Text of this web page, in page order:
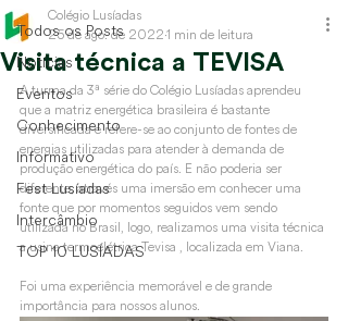
Todos os Posts
Notícias
Eventos
Conhecimento
Informativo
Fest Lusíadas
Intercâmbio
TOP 10 LUSÍADAS
Visita técnica a TEVISA
Colégio Lusíadas
25 de ago. de 20221 min de leitura
A turma da 3ª série do Colégio Lusíadas aprendeu
que a matriz energética brasileira é bastante
diversificada e refere-se ao conjunto de fontes de
energias utilizadas para atender à demanda de
produção energética do país. E não poderia ser
diferente, através uma imersão em conhecer uma
fonte que por momentos seguidos vem sendo
utilizada no Brasil, logo, realizamos uma visita técnica
a usina termoelétrica Tevisa , localizada em Viana.
Foi uma experiência memorável e de grande
importância para nossos alunos.